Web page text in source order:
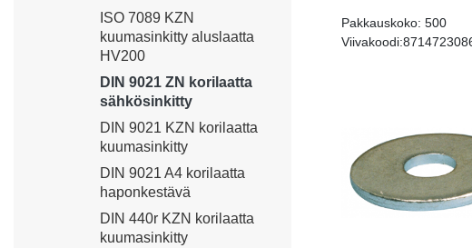
ISO 7089 KZN
kuumasinkitty aluslaatta
HV200
DIN 9021 ZN korilaatta
sähkösinkitty
DIN 9021 KZN korilaatta
kuumasinkitty
DIN 9021 A4 korilaatta
haponkestävä
DIN 440r KZN korilaatta
kuumasinkitty
Pakkauskoko: 500
Viivakoodi: